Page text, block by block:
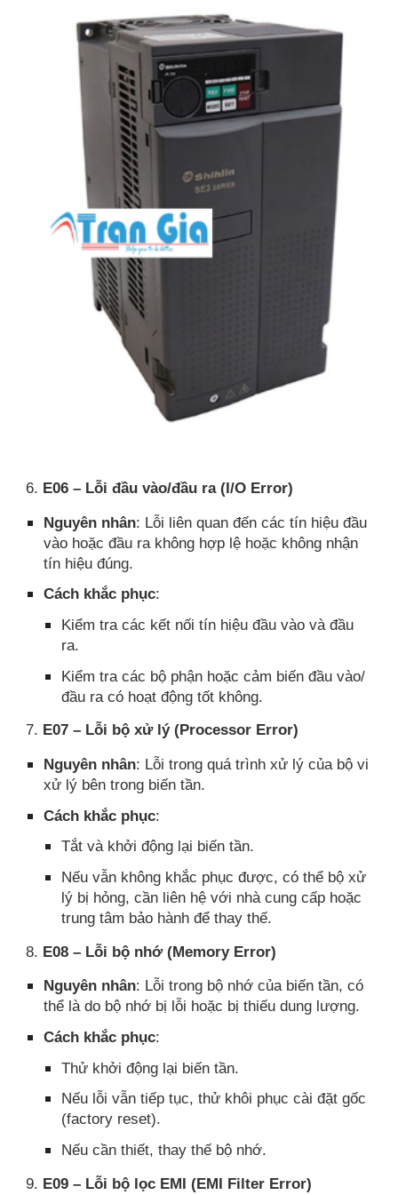
6. E06 – Lỗi đầu vào/đầu ra (I/O Error)
Nguyên nhân: Lỗi liên quan đến các tín hiệu đầu
vào hoặc đầu ra không hợp lệ hoặc không nhận
tín hiệu đúng.
Cách khắc phục:
Kiểm tra các kết nối tín hiệu đầu vào và đầu
ra.
Kiểm tra các bộ phận hoặc cảm biến đầu vào/
đầu ra có hoạt động tốt không.
7. E07 – Lỗi bộ xử lý (Processor Error)
Nguyên nhân: Lỗi trong quá trình xử lý của bộ vi
xử lý bên trong biến tần.
Cách khắc phục:
Tắt và khởi động lại biến tần.
Nếu vẫn không khắc phục được, có thể bộ xử
lý bị hỏng, cần liên hệ với nhà cung cấp hoặc
trung tâm bảo hành để thay thế.
8. E08 – Lỗi bộ nhớ (Memory Error)
Nguyên nhân: Lỗi trong bộ nhớ của biến tần, có
thể là do bộ nhớ bị lỗi hoặc bị thiếu dung lượng.
Cách khắc phục:
Thử khởi động lại biến tần.
Nếu lỗi vẫn tiếp tục, thử khôi phục cài đặt gốc
(factory reset).
Nếu cần thiết, thay thế bộ nhớ.
9. E09 – Lỗi bộ lọc EMI (EMI Filter Error)